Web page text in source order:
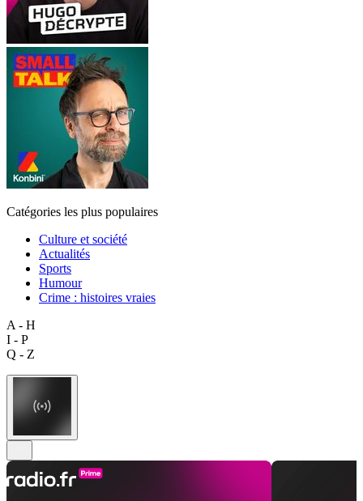
Catégories les plus populaires
Culture et société
Actualités
Sports
Humour
Crime : histoires vraies
A - H
I - P
Q - Z